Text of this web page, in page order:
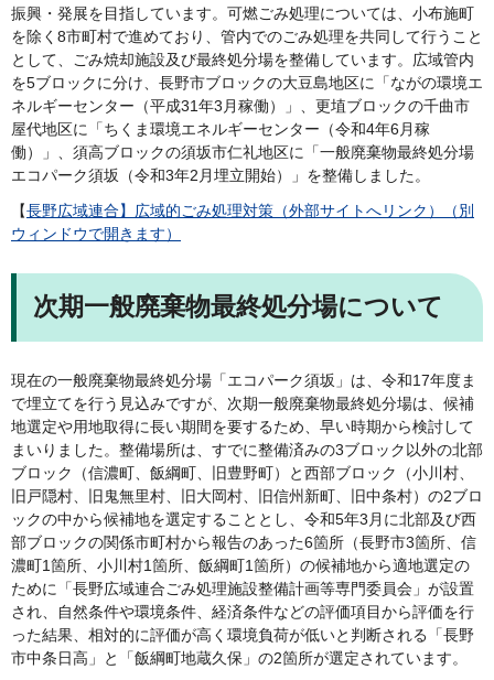
振興・発展を目指しています。可燃ごみ処理については、小布施町
を除く8市町村で進めており、管内でのごみ処理を共同して行うこと
として、ごみ焼却施設及び最終処分場を整備しています。広域管内
を5ブロックに分け、長野市ブロックの大豆島地区に「ながの環境エ
ネルギーセンター（平成31年3月稼働）」、更埴ブロックの千曲市
屋代地区に「ちくま環境エネルギーセンター（令和4年6月稼
働）」、須高ブロックの須坂市仁礼地区に「一般廃棄物最終処分場
エコパーク須坂（令和3年2月埋立開始）」を整備しました。
【長野広域連合】広域的ごみ処理対策（外部サイトへリンク）（別
ウィンドウで開きます）
次期一般廃棄物最終処分場について
現在の一般廃棄物最終処分場「エコパーク須坂」は、令和17年度ま
で埋立てを行う見込みですが、次期一般廃棄物最終処分場は、候補
地選定や用地取得に長い期間を要するため、早い時期から検討して
まいりました。整備場所は、すでに整備済みの3ブロック以外の北部
ブロック（信濃町、飯綱町、旧豊野町）と西部ブロック（小川村、
旧戸隠村、旧鬼無里村、旧大岡村、旧信州新町、旧中条村）の2ブロ
ックの中から候補地を選定することとし、令和5年3月に北部及び西
部ブロックの関係市町村から報告のあった6箇所（長野市3箇所、信
濃町1箇所、小川村1箇所、飯綱町1箇所）の候補地から適地選定の
ために「長野広域連合ごみ処理施設整備計画等専門委員会」が設置
され、自然条件や環境条件、経済条件などの評価項目から評価を行
った結果、相対的に評価が高く環境負荷が低いと判断される「長野
市中条日高」と「飯綱町地蔵久保」の2箇所が選定されています。